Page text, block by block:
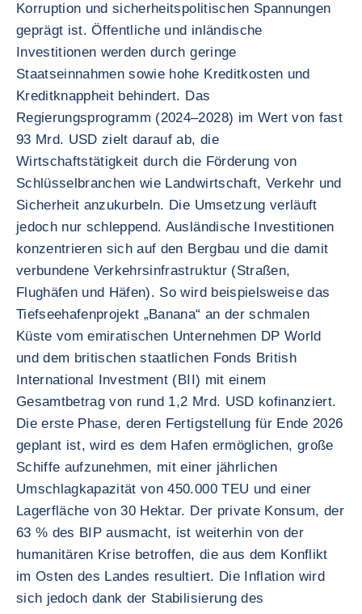
Korruption und sicherheitspolitischen Spannungen
geprägt ist. Öffentliche und inländische
Investitionen werden durch geringe
Staatseinnahmen sowie hohe Kreditkosten und
Kreditknappheit behindert. Das
Regierungsprogramm (2024–2028) im Wert von fast
93 Mrd. USD zielt darauf ab, die
Wirtschaftstätigkeit durch die Förderung von
Schlüsselbranchen wie Landwirtschaft, Verkehr und
Sicherheit anzukurbeln. Die Umsetzung verläuft
jedoch nur schleppend. Ausländische Investitionen
konzentrieren sich auf den Bergbau und die damit
verbundene Verkehrsinfrastruktur (Straßen,
Flughäfen und Häfen). So wird beispielsweise das
Tiefseehafenprojekt „Banana“ an der schmalen
Küste vom emiratischen Unternehmen DP World
und dem britischen staatlichen Fonds British
International Investment (BII) mit einem
Gesamtbetrag von rund 1,2 Mrd. USD kofinanziert.
Die erste Phase, deren Fertigstellung für Ende 2026
geplant ist, wird es dem Hafen ermöglichen, große
Schiffe aufzunehmen, mit einer jährlichen
Umschlagkapazität von 450.000 TEU und einer
Lagerfläche von 30 Hektar. Der private Konsum, der
63 % des BIP ausmacht, ist weiterhin von der
humanitären Krise betroffen, die aus dem Konflikt
im Osten des Landes resultiert. Die Inflation wird
sich jedoch dank der Stabilisierung des